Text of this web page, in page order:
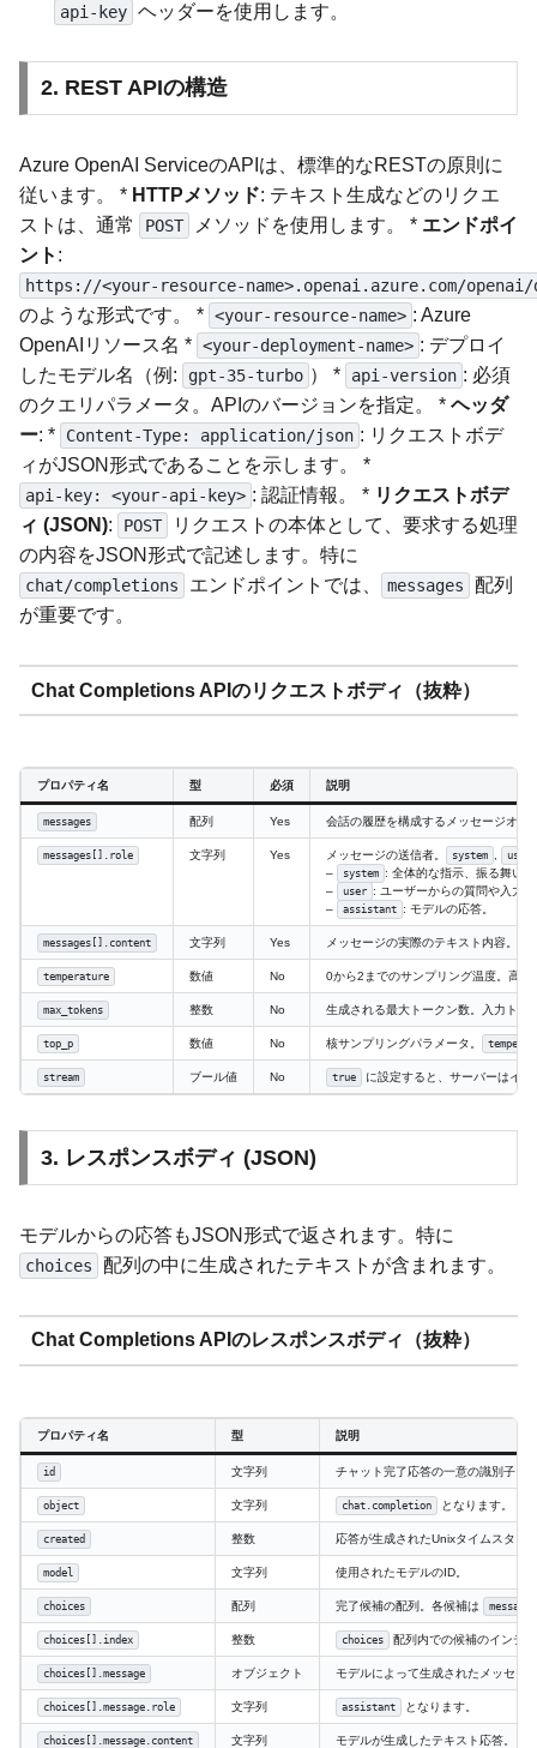
api-key ヘッダーを使用します。
2. REST APIの構造
Azure OpenAI ServiceのAPIは、標準的なRESTの原則に
従います。 * HTTPメソッド: テキスト生成などのリクエ
ストは、通常
POST メソッドを使用します。 * エンドポイ
ント :
https://<your-resource-name>.openai.azure.com/
のような形式です。 * <your-resource-name> : Azure
OpenAIリソース名 * <your-deployment-name> : デプロイ
したモデル名（例:
gpt-35-turbo ） * api-version : 必須
のクエリパラメータ。APIのバージョンを指定。 * ヘッダ
ー: * Content-Type: application/json : リクエストボデ
ィがJSON形式であることを示します。 *
api-key: <your-api-key> : 認証情報。 * リクエストボデ
ィ (JSON): POST
リクエストの本体として、要求する処理
の内容をJSON形式で記述します。特に
chat/completions エンドポイントでは、 messages
配列
が重要です。
Chat Completions APIのリクエストボディ（抜粋）
プロパティ名 型 必須 説明
messages 配列 Yes 会話の履歴を構成するメッセージオ
messages[].role 文字列 Yes メッセージの送信者。 system , user
– system : 全体的な指示、振る舞い
–
user : ユーザーからの質問や入力。
–
assistant : モデルの応答。
messages[].content 文字列 Yes メッセージの実際のテキスト内容。
temperature 数値 No 0から2までのサンプリング温度。高
max_tokens 整数 No 生成される最大トークン数。入力トー
top_p 数値 No 核サンプリングパラメータ。
stream ブール値 No true に設定すると、サーバーはイ
3. レスポンスボディ (JSON)
モデルからの応答もJSON形式で返されます。特に
choices 配列の中に生成されたテキストが含まれます。
Chat Completions APIのレスポンスボディ（抜粋）
プロパティ名 型 説明
id 文字列 チャット完了応答の一意の識別子。
object 文字列 chat.completion となります。
created 整数 応答が生成されたUnixタイムスタン
model 文字列 使用されたモデルのID。
choices 配列 完了候補の配列。各候補は message
choices[].index 整数 choices 配列内での候補のインデ
choices[].message オブジェクト モデルによって生成されたメッセー
choices[].message.role 文字列 assistant となります。
choices[].message.content 文字列 モデルが生成したテキスト応答。